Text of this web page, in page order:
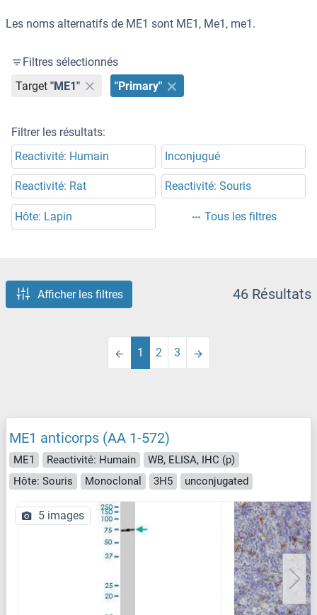
Les noms alternatifs de ME1 sont ME1, Me1, me1.
Filtres sélectionnés
Target "ME1" "Primary"
Filtrer les résultats:
Reactivité: Humain
Inconjugué
Reactivité: Rat Reactivité: Souris
Hôte: Lapin Tous les filtres
Afficher les filtres 46 Résultats
1 2 3
ME1 anticorps (AA 1-572)
ME1 Reactivité: Humain
WB, ELISA, IHC (p)
Hôte: Souris
Monoclonal 3H5 unconjugated
5 images